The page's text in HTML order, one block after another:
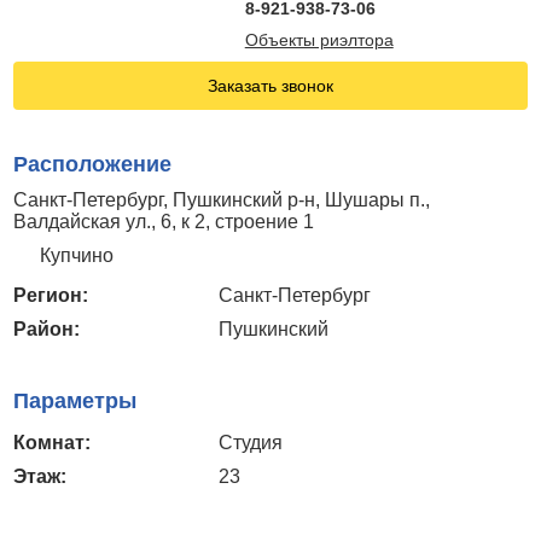
8-921-938-73-06
Объекты риэлтора
Заказать звонок
Расположение
Санкт-Петербург, Пушкинский р-н, Шушары п.,
Валдайская ул., 6, к 2, строение 1
Купчино
Регион:
Санкт-Петербург
Район:
Пушкинский
Параметры
Комнат:
Студия
Этаж:
23